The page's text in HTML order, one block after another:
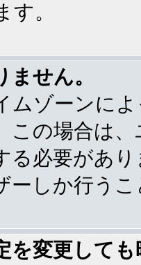
。
ません。
ムゾーンに
この場合は
る必要があ
ーしか行う
を変更して